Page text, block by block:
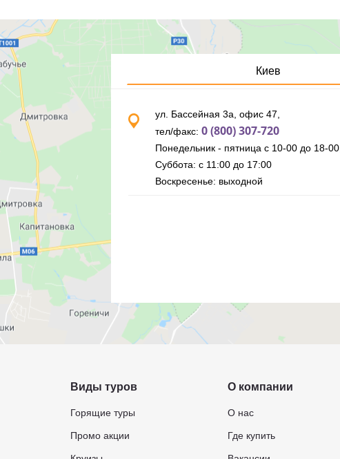
Киев
ул. Бассейная 3а, офис 47,
тел/факс: 0 (800) 307-720
Понедельник - пятница с 10-00 до 18-00,
Суббота: с 11:00 до 17:00
Воскресенье: выходной
Виды туров
Горящие туры
Промо акции
О компании
О нас
Где купить